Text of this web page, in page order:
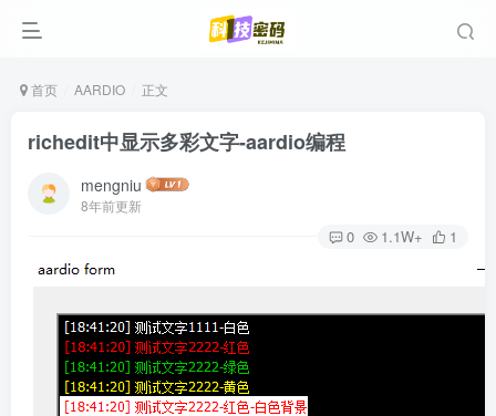
首页 AARDIO 正文
richedit中显示多彩文字-aardio编程
mengniu
8年前更新
0 1.1W+ 1